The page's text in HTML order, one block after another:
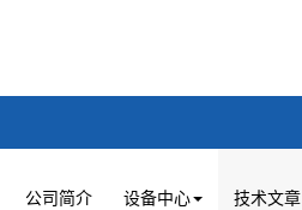
公司简介 设备中心 技术文章